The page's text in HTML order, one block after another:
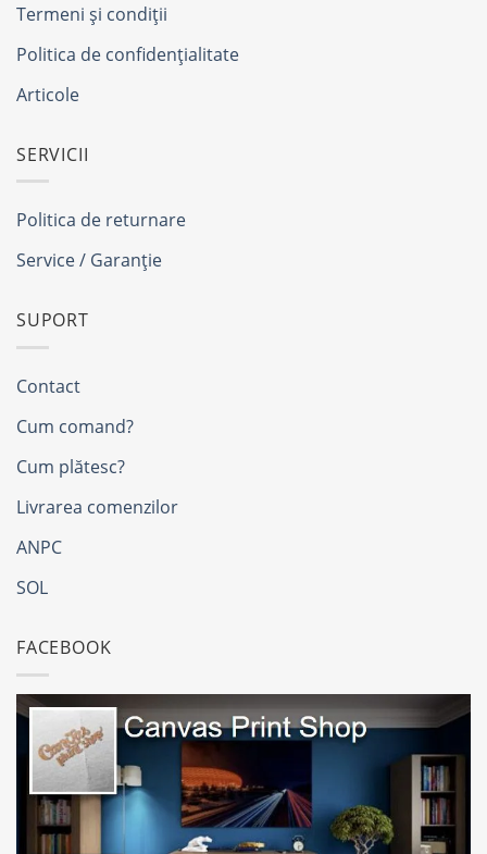
Termeni și condiții
Politica de confidențialitate
Articole
SERVICII
Politica de returnare
Service / Garanție
SUPORT
Contact
Cum comand?
Cum plătesc?
Livrarea comenzilor
ANPC
SOL
FACEBOOK